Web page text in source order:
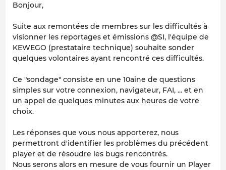
Bonjour,
Suite aux remontées de membres sur les difficultés à
visionner les reportages et émissions @SI, l'équipe de
KEWEGO (prestataire technique) souhaite sonder
quelques volontaires ayant rencontré ces difficultés.
Ce "sondage" consiste en une 10aine de questions
simples sur votre connexion, navigateur, FAI, ... et en
un appel de quelques minutes aux heures de votre
choix.
Les réponses que vous nous apporterez, nous
permettront d'identifier les problèmes du précédent
player et de résoudre les bugs rencontrés.
Nous serons alors en mesure de vous fournir un Player